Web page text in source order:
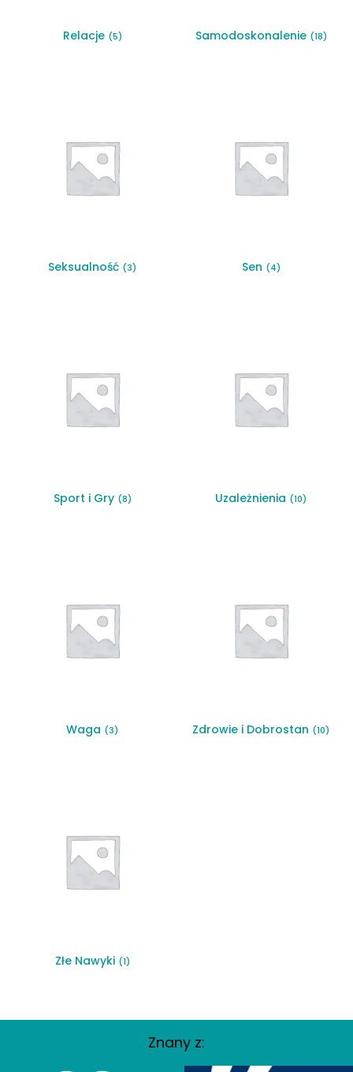
Relacje (5) Samodoskonalenie (18)
Seksualność (3) Sen (4)
Sport i Gry (8) Uzależnienia (10)
Waga (3) Zdrowie i Dobrostan (10)
Złe Nawyki (1)
Znany z: